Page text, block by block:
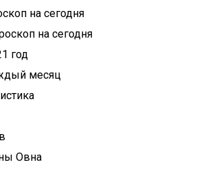
на сегодня
на сегодня
год
месяц
Овна